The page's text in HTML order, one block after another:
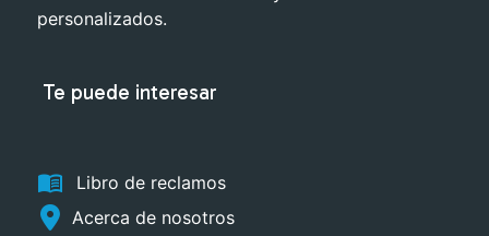
personalizados.
Te puede interesar
menu_book
Libro de reclamos
Acerca de nosotros